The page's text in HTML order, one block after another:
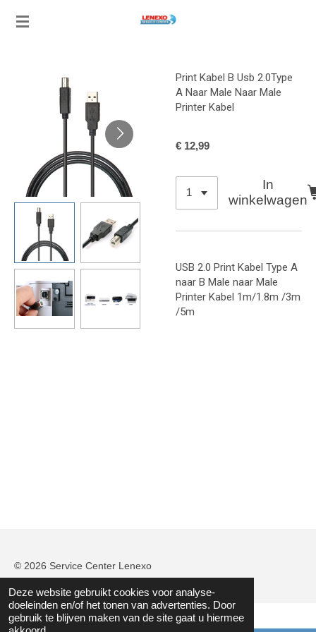
Deze website gebruikt cookies voor analyse-
doeleinden en/of het tonen van advertenties. Door
gebruik te blijven maken van de site gaat u hiermee
Ga
hoofdinhoud
Print Kabel B Usb 2.0Type
A Naar Male Naar Male
Printer Kabel
€ 12,99
In
winkelwagen
USB 2.0 Print Kabel Type A
naar B Male naar Male
Printer Kabel 1m/1.8m /3m
/5m
© 2026 Service Center Lenexo